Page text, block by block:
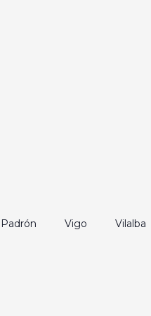
Padrón Vigo Vilalba